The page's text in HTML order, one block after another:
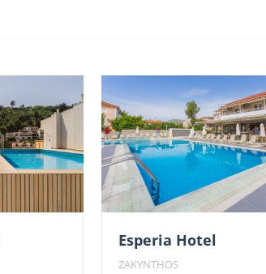
Esperia Hotel
ZAKYNTHOS